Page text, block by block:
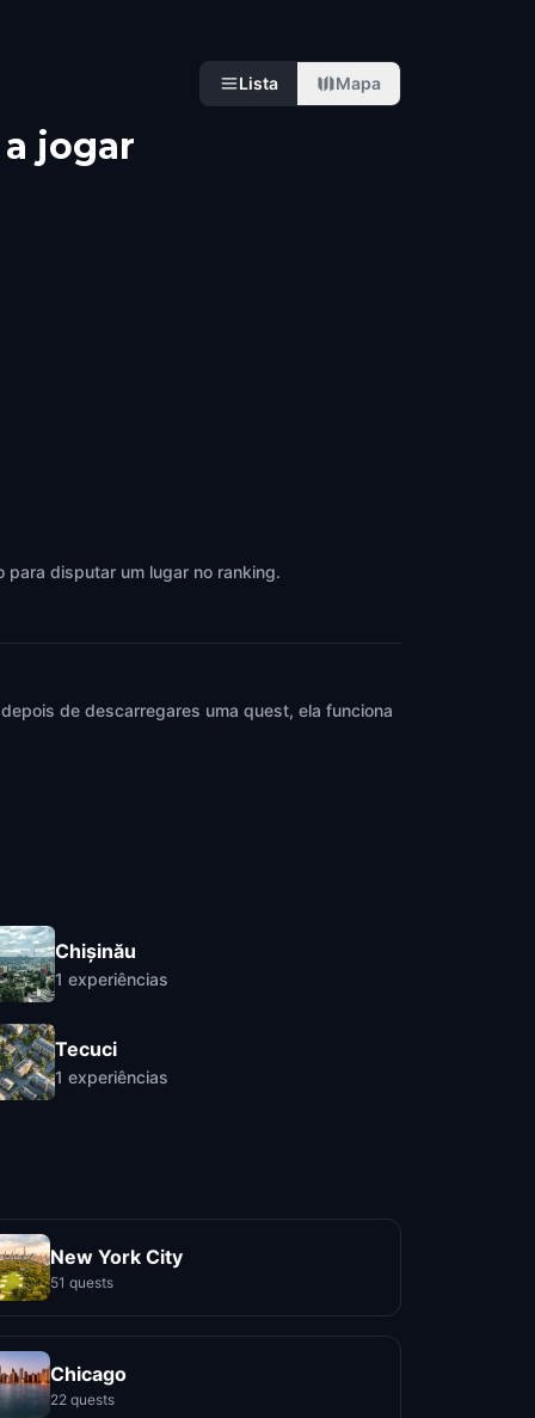
Lista Mapa
jogar
para disputar um lugar no ranking.
de descarregares uma quest, ela funciona
Chișinău
1 experiências
Tecuci
1 experiências
New York City
51 quests
Chicago
22 quests